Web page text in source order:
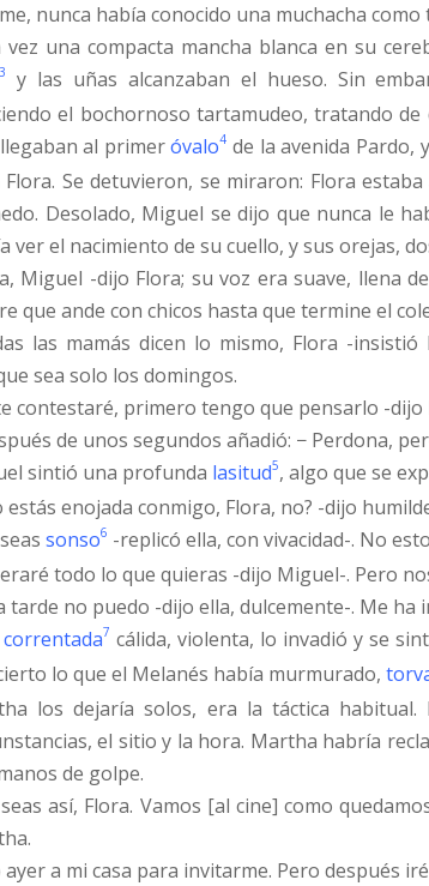
nunca había conocido una muchacha como
vez una compacta mancha blanca en su
3
y las uñas alcanzaban el hueso. Sin
el bochornoso tartamudeo, tratando
al primeróvalo4 de la avenida Pardo,
Flora. Se detuvieron, se miraron: Flora
Desolado, Miguel se dijo que nunca le
ver el nacimiento de su cuello, y sus orejas,
Miguel -dijo Flora; su voz era suave, llena
que ande con chicos hasta que termine el
las mamás dicen lo mismo, Flora -
sea solo los domingos.
contestaré, primero tengo que pensarlo -dijo
de unos segundos añadió: − Perdona,
sintió una profunda lasitud5, algo que se
estás enojada conmigo, Flora, no? -dijo
sonso6 -replicó ella, con vivacidad-. No
todo lo que quieras -dijo Miguel-. Pero
tarde no puedo -dijo ella, dulcemente-. Me ha
correntada7 cálida, violenta, lo invadió y se
lo que el Melanés había murmurado,
los dejaría solos, era la táctica
el sitio y la hora. Martha habría
de golpe.
así, Flora. Vamos [al cine] como
ayer a mi casa para invitarme. Pero después